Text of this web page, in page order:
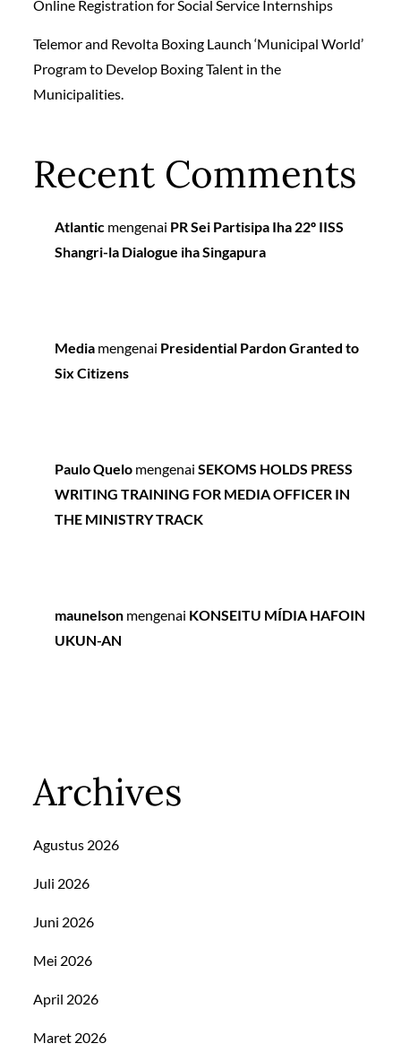
Online Registration for Social Service Internships
Telemor and Revolta Boxing Launch ‘Municipal World’
Program to Develop Boxing Talent in the
Municipalities.
Recent Comments
Atlantic mengenai PR Sei Partisipa Iha 22º IISS
Shangri-la Dialogue iha Singapura
Media mengenai Presidential Pardon Granted to
Six Citizens
Paulo Quelo mengenaiSEKOMS HOLDS PRESS
WRITING TRAINING FOR MEDIA OFFICER IN
THE MINISTRY TRACK
maunelson mengenai KONSEITU MÍDIA HAFOIN
UKUN-AN
Archives
Agustus 2026
Juli 2026
Juni 2026
Mei 2026
April 2026
Maret 2026